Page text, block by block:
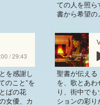
/ 29:43
を感謝し
のこと”を
ばの花
女優、カ
ての人を照ら
書から希望の
聖書が伝える
を、歌とあわ
り、街中で
ションの彩り